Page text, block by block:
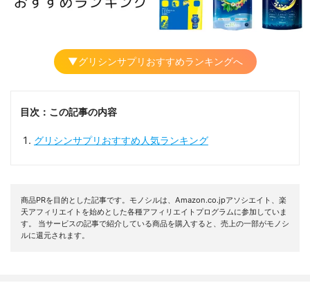
▼グリシンサプリおすすめランキングへ
目次：この記事の内容
グリシンサプリおすすめ人気ランキング
商品PRを目的とした記事です。モノシルは、Amazon.co.jpアソシエイト、楽
天アフィリエイトを始めとした各種アフィリエイトプログラムに参加していま
す。 当サービスの記事で紹介している商品を購入すると、売上の一部がモノシ
ルに還元されます。